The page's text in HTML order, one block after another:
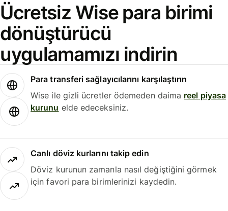
Ücretsiz Wise para birimi
dönüştürücü
uygulamamızı indirin
Para transferi sağlayıcılarını karşılaştırın
Wise ile gizli ücretler ödemeden daima reel piyasa
kurunu elde edeceksiniz.
Canlı döviz kurlarını takip edin
Döviz kurunun zamanla nasıl değiştiğini görmek
için favori para birimlerinizi kaydedin.